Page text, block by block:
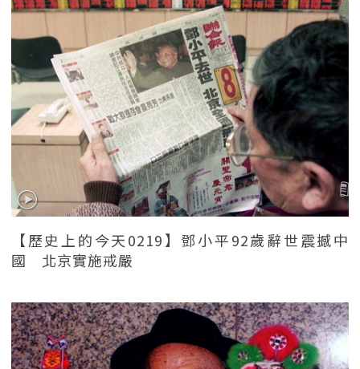
【歷史上的今天0219】鄧小平92歲辭世震撼中
國 北京實施戒嚴